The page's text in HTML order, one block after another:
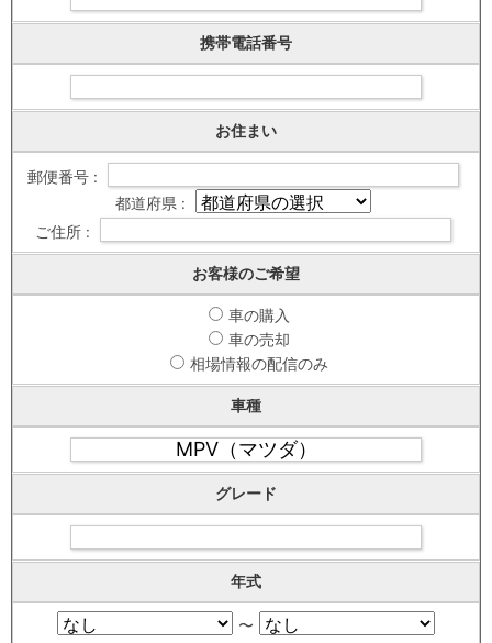
携帯電話番号
お住まい
郵便番号 :
都道府県 :
ご住所 :
お客様のご希望
車の購入
車の売却
相場情報の配信のみ
車種
グレード
年式
〜